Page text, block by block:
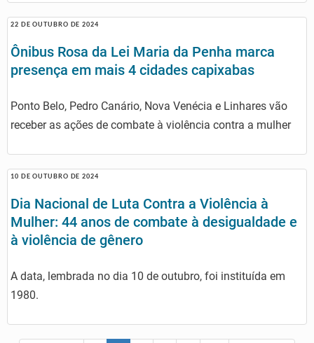
22 DE OUTUBRO DE 2024
Ônibus Rosa da Lei Maria da Penha marca
presença em mais 4 cidades capixabas
Ponto Belo, Pedro Canário, Nova Venécia e Linhares vão
receber as ações de combate à violência contra a mulher
10 DE OUTUBRO DE 2024
Dia Nacional de Luta Contra a Violência à
Mulher: 44 anos de combate à desigualdade e
à violência de gênero
A data, lembrada no dia 10 de outubro, foi instituída em
1980.